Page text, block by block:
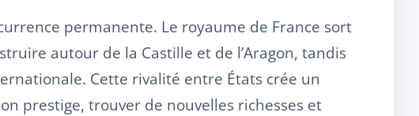
permanente. Le royaume de France sort
autour de la Castille et de l’Aragon, tandis
Cette rivalité entre États crée un
prestige, trouver de nouvelles richesses et